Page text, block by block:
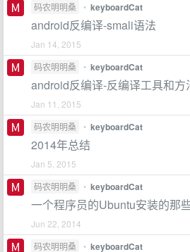
码农明明桑
• keyboardCat
android反编译-smali语法
Jan 14, 2015
码农明明桑
• keyboardCat
android反编译-反编译工具和方
Jan 11, 2015
码农明明桑
• keyboardCat
2014年总结
Jan 5, 2015
码农明明桑
• keyboardCat
一个程序员的Ubuntu安装的那
Jun 22, 2014
码农明明桑
• keyboardCat